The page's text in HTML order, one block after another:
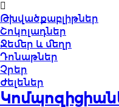
Թխվածքաբլիթներ
Շոկոլադներ
Ջեմեր և մեղր
Դոնաթներ
Չրեր
Ժելեներ